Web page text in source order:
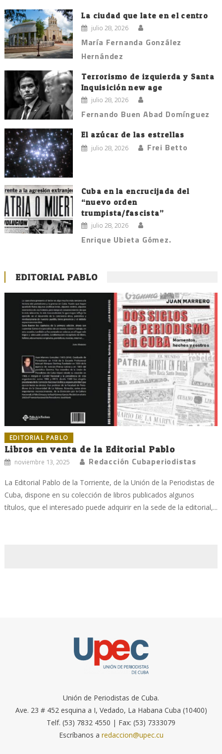
La ciudad que late en el centro
julio 28, 2026
María Fernanda González
Hernández
Terrorismo de izquierda y Santa
Inquisición new age
julio 28, 2026
Fernando Buen Abad Domínguez
El azúcar de las estrellas
julio 28, 2026 Frei Betto
Cuba en la encrucijada del
“nuevo orden
trumpista/fascista”
julio 28, 2026
Enrique Ubieta Gómez.
EDITORIAL PABLO
EDITORIAL PABLO
Libros en venta de la Editorial Pablo
noviembre 13, 2025 Redacción Cubaperiodistas
La Editorial Pablo de la Torriente, de la Unión de la Periodistas de
Cuba, dispone en su colección de libros publicados algunos
títulos, que el interesado puede adquirir en la sede de la editorial,...
Unión de Periodistas de Cuba.
Ave. 23 # 452 esquina a I, Vedado, La Habana Cuba (10400)
Telf. (53) 7832 4550 | Fax: (53) 7333079
Escríbanos a redaccion@upec.cu